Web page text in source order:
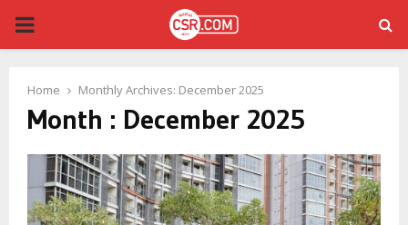
PRIMARY
Home Monthly Archives: December 2025
Month : December 2025